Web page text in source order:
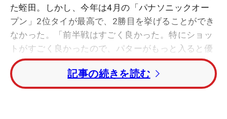
た蛭田。しかし、今年は4月の「パナソニックオー
プン」2位タイが最高で、2勝目を挙げることができ
なかった。「前半戦はすごく良かった。特にショッ
トがすごく良かったので、パターがもっと入ると優
勝が見えてくるなという感じだった。そこを来年の
ために修正したいですね」と、シーズンを振り返っ
た。
記事の続きを読む